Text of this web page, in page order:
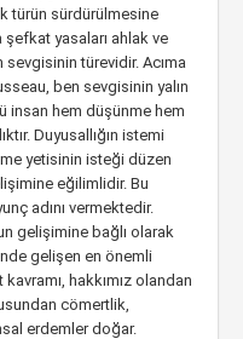
türün sürdürülmesine
yasaları ahlak ve
türevidir. Acıma
ben sevgisinin yalın
insan hem düşünme hem
Duyusallığın istemi
yetisinin isteği düzen
eğilimlidir. Bu
adını vermektedir.
gelişimine bağlı olarak
gelişen en önemli
hakkımız olandan
cömertlik,
erdemler doğar.